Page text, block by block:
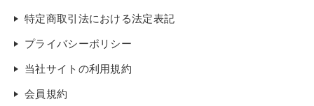
特定商取引法における法定表記
プライバシーポリシー
当社サイトの利用規約
会員規約